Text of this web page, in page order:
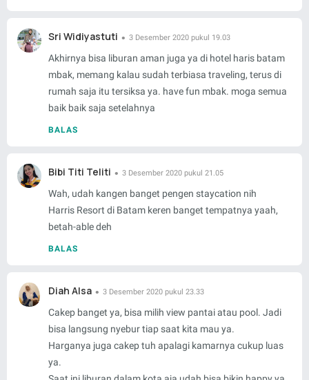
Sri Widiyastuti 3 Desember 2020 pukul 19.03
Akhirnya bisa liburan aman juga ya di hotel haris batam
mbak, memang kalau sudah terbiasa traveling, terus di
rumah saja itu tersiksa ya. have fun mbak. moga semua
baik baik saja setelahnya
BALAS
Bibi Titi Teliti 3 Desember 2020 pukul 21.05
Wah, udah kangen banget pengen staycation nih
Harris Resort di Batam keren banget tempatnya yaah,
betah-able deh
BALAS
Diah Alsa 3 Desember 2020 pukul 23.33
Cakep banget ya, bisa milih view pantai atau pool. Jadi
bisa langsung nyebur tiap saat kita mau ya.
Harganya juga cakep tuh apalagi kamarnya cukup luas
ya.